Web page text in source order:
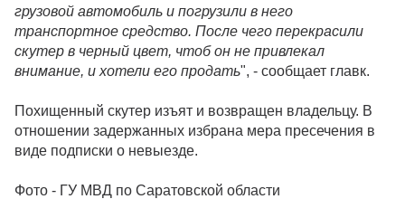
грузовой автомобиль и погрузили в него
транспортное средство. После чего перекрасили
скутер в черный цвет, чтоб он не привлекал
внимание, и хотели его продать", - сообщает главк.
Похищенный скутер изъят и возвращен владельцу. В
отношении задержанных избрана мера пресечения в
виде подписки о невыезде.
Фото - ГУ МВД по Саратовской области